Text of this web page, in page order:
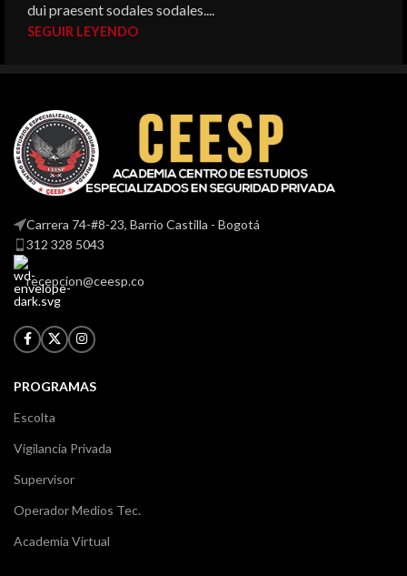
dui praesent sodales sodales....
SEGUIR LEYENDO
Carrera 74-#8-23, Barrio Castilla - Bogotá
312 328 5043
recepcion@ceesp.co
PROGRAMAS
Escolta
Vigilancia Privada
Supervisor
Operador Medios Tec.
Academia Virtual